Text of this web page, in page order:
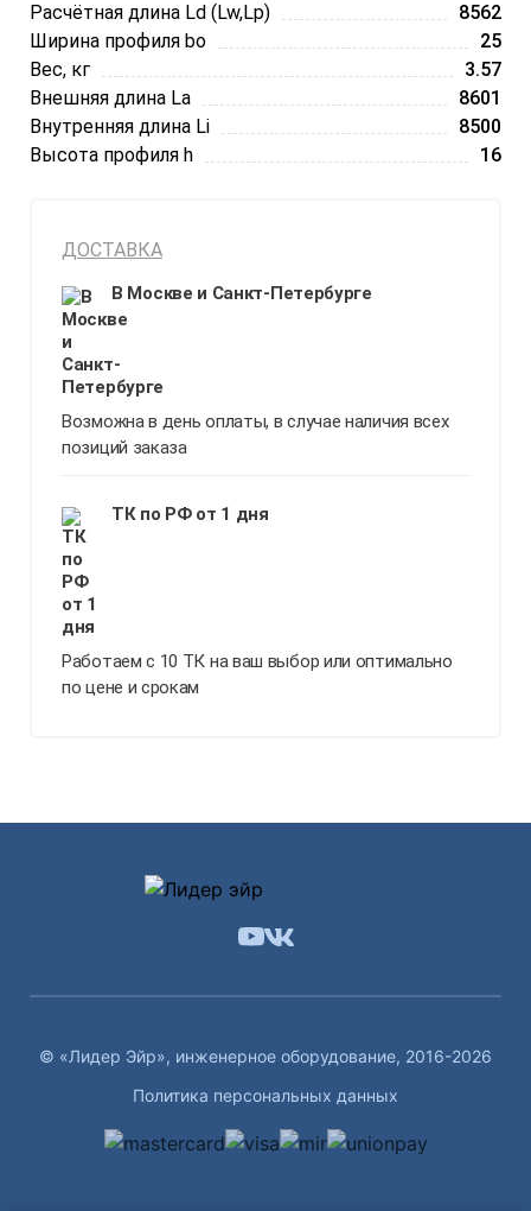
Расчётная длина Ld (Lw,Lp)
8562
Ширина профиля bo
25
Вес, кг
3.57
Внешняя длина La
8601
Внутренняя длина Li
8500
Высота профиля h
16
ДОСТАВКА
В Москве и Санкт-Петербурге
Возможна в день оплаты, в случае наличия всех
позиций заказа
ТК по РФ от 1 дня
Работаем с 10 ТК на ваш выбор или оптимально
по цене и срокам
© «Лидер Эйр», инженерное оборудование, 2016-2026
Политика персональных данных